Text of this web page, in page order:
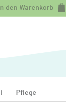
den Warenkorb
Pflege